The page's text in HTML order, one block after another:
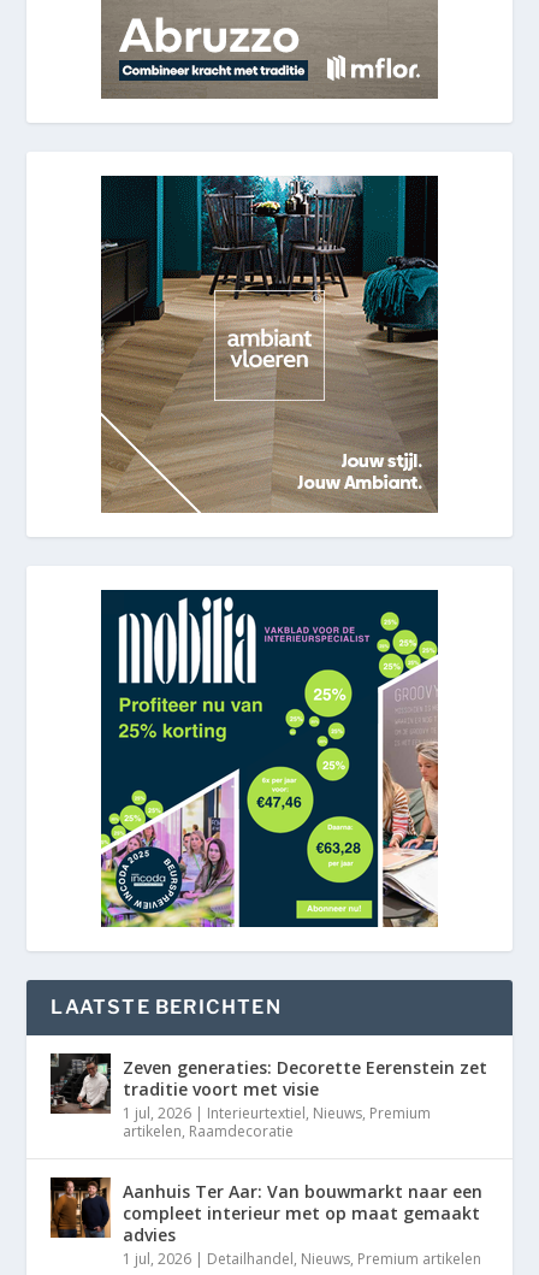
LAATSTE BERICHTEN
Zeven generaties: Decorette Eerenstein zet
traditie voort met visie
1 jul, 2026 | Interieurtextiel, Nieuws, Premium
artikelen, Raamdecoratie
Aanhuis Ter Aar: Van bouwmarkt naar een
compleet interieur met op maat gemaakt
advies
1 jul, 2026 | Detailhandel, Nieuws, Premium artikelen